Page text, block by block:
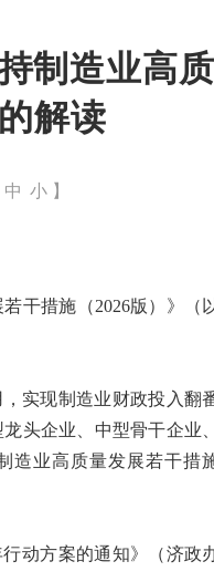
制造业高质
解读
中 小 】
干措施（2026版）》（
实现制造业财政投入翻
头企业、中型骨干企业、
造业高质量发展若干措
行动方案的通知》（济政